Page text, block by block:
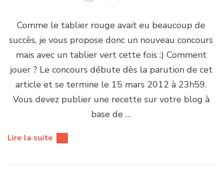
Comme le tablier rouge avait eu beaucoup de
succès, je vous propose donc un nouveau concours
mais avec un tablier vert cette fois :) Comment
jouer ? Le concours débute dès la parution de cet
article et se termine le 15 mars 2012 à 23h59.
Vous devez publier une recette sur votre blog à
base de …
Lire la suite